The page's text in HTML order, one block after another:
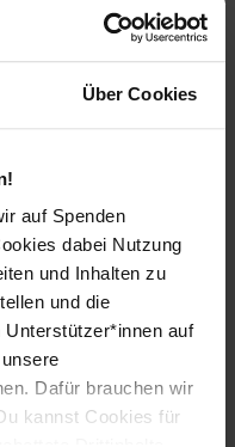
Über Cookies
auf Spenden
dabei Nutzung
und Inhalten zu
und die
auf
Dafür brauchen wir
kannst Cookies für
wird, geht die
die auf internationalen
der Zivilgesellschaft vor.
die Registrierungen
Watch und den
wurde die Heinrich-
ausländischen
auf­gebaute
zu